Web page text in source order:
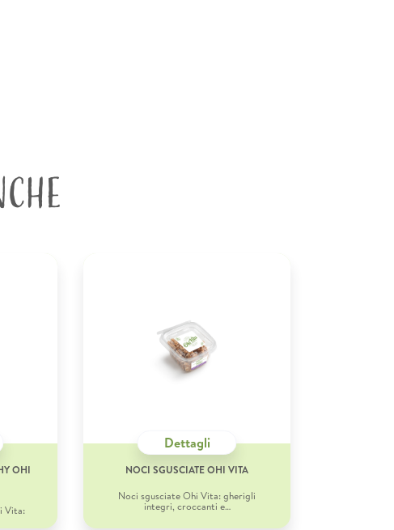
OHI
Vita:
Dettagli
NOCI SGUSCIATE OHI VITA
Noci sgusciate Ohi Vita: gherigli
integri, croccanti e…